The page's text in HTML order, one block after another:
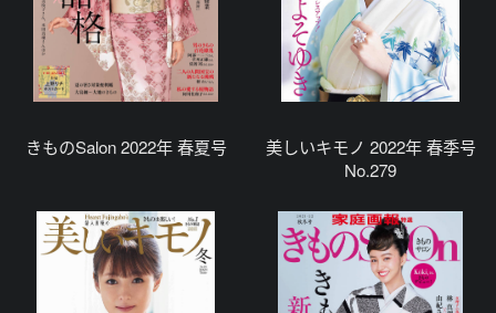
きものSalon 2022年 春夏号
美しいキモノ 2022年 春季号
No.279